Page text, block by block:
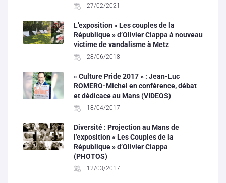
27/02/2021
L’exposition « Les couples de la
République » d’Olivier Ciappa à nouveau
victime de vandalisme à Metz
28/06/2018
« Culture Pride 2017 » : Jean-Luc
ROMERO-Michel en conférence, débat
et dédicace au Mans (VIDEOS)
18/04/2017
Diversité : Projection au Mans de
l’exposition « Les Couples de la
République » d’Olivier Ciappa
(PHOTOS)
12/03/2017